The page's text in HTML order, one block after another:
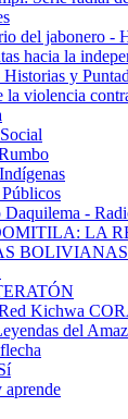
del jabonero -
hacia la
y
la violencia
Daquilema -
LA
BOLIVIANAS
Kichwa
del
aprende